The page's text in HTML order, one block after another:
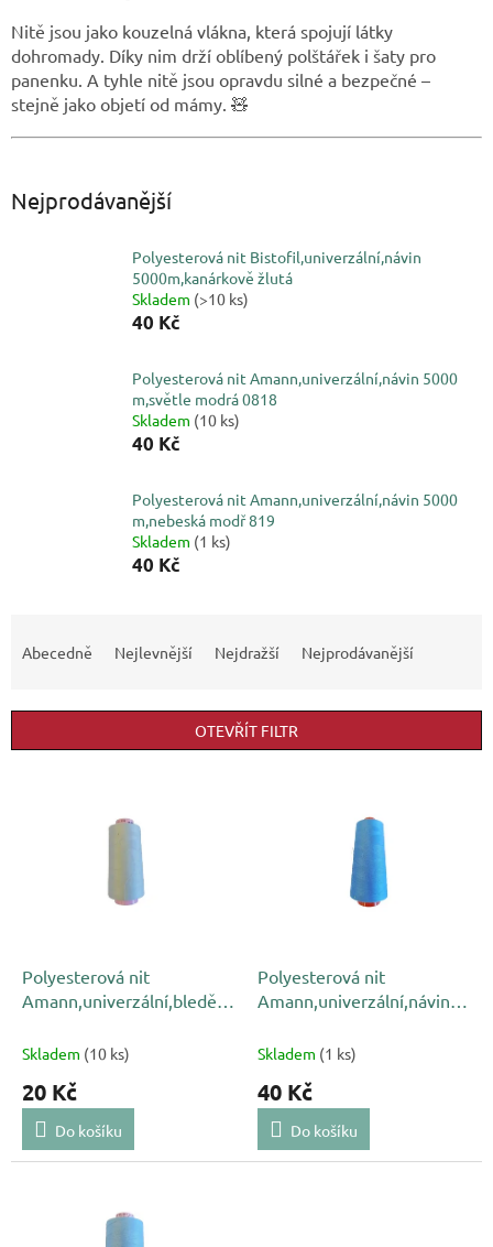
Nitě jsou jako kouzelná vlákna, která spojují látky
dohromady. Díky nim drží oblíbený polštářek i šaty pro
panenku. A tyhle nitě jsou opravdu silné a bezpečné –
stejně jako objetí od mámy. 🧸
Nejprodávanější
Polyesterová nit Bistofil,univerzální,návin
5000m,kanárkově žlutá
Skladem (>10 ks)
40 Kč
Polyesterová nit Amann,univerzální,návin 5000
m,světle modrá 0818
Skladem (10 ks)
40 Kč
Polyesterová nit Amann,univerzální,návin 5000
m,nebeská modř 819
Skladem (1 ks)
40 Kč
í
Abecedně Nejlevnější Nejdražší Nejprodávanější
OTEVŘÍT FILTR
Polyesterová nit
Amann,univerzální,bledě
Skladem (10 ks)
20 Kč
Do košíku
Polyesterová nit
Amann,univerzální,návin
Skladem (1 ks)
40 Kč
Do košíku